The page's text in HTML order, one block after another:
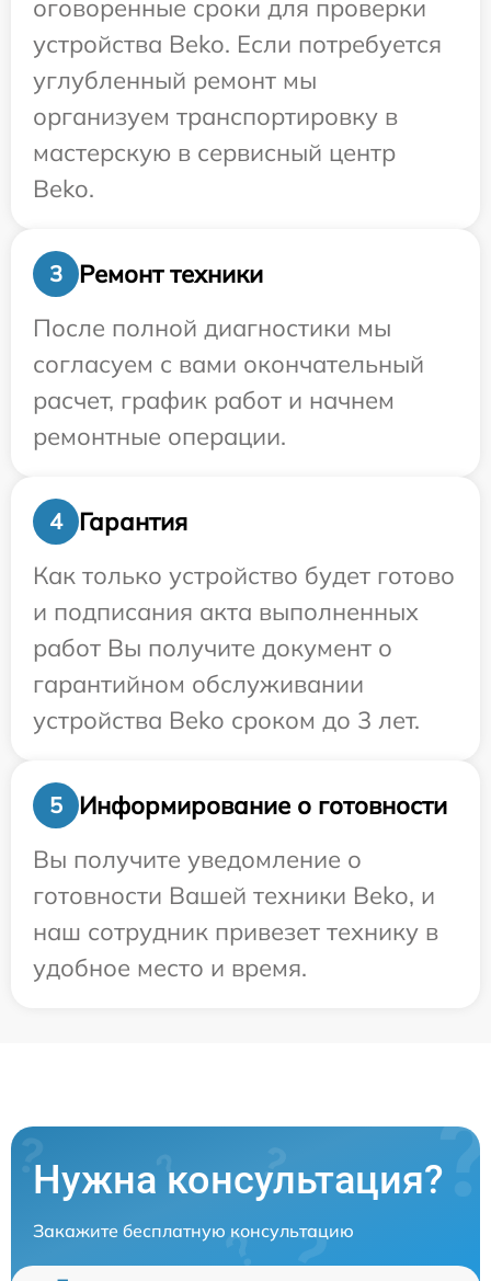
оговоренные сроки для проверки
устройства Beko. Если потребуется
углубленный ремонт мы
организуем транспортировку в
мастерскую в сервисный центр
Beko.
3
Ремонт техники
После полной диагностики мы
согласуем с вами окончательный
расчет, график работ и начнем
ремонтные операции.
4
Гарантия
Как только устройство будет готово
и подписания акта выполненных
работ Вы получите документ о
гарантийном обслуживании
устройства Beko сроком до 3 лет.
5
Информирование о готовности
Вы получите уведомление о
готовности Вашей техники Beko, и
наш сотрудник привезет технику в
удобное место и время.
Нужна консультация?
Закажите бесплатную консультацию